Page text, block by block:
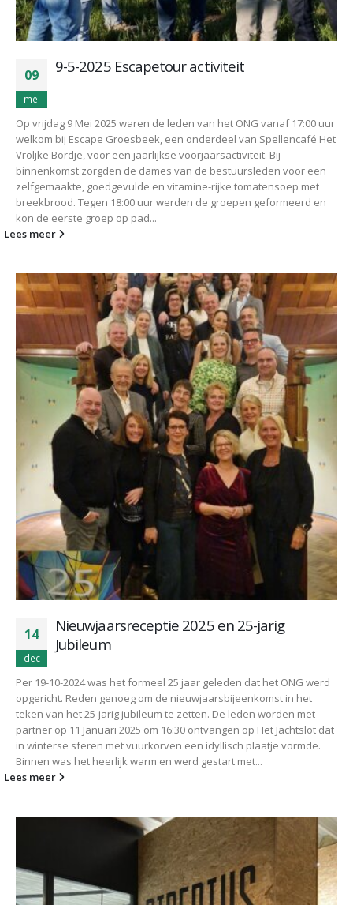
09
mei
9-5-2025 Escapetour activiteit
Op vrijdag 9 Mei 2025 waren de leden van het ONG vanaf 17:00 uur
welkom bij Escape Groesbeek, een onderdeel van Spellencafé Het
Vroljke Bordje, voor een jaarlijkse voorjaarsactiviteit. Bij
binnenkomst zorgden de dames van de bestuursleden voor een
zelfgemaakte, goedgevulde en vitamine-rijke tomatensoep met
breekbrood. Tegen 18:00 uur werden de groepen geformeerd en
kon de eerste groep op pad...
Lees meer
14
dec
Nieuwjaarsreceptie 2025 en 25-jarig
Jubileum
Per 19-10-2024 was het formeel 25 jaar geleden dat het ONG werd
opgericht. Reden genoeg om de nieuwjaarsbijeenkomst in het
teken van het 25-jarig jubileum te zetten. De leden worden met
partner op 11 Januari 2025 om 16:30 ontvangen op Het Jachtslot dat
in winterse sferen met vuurkorven een idyllisch plaatje vormde.
Binnen was het heerlijk warm en werd gestart met...
Lees meer